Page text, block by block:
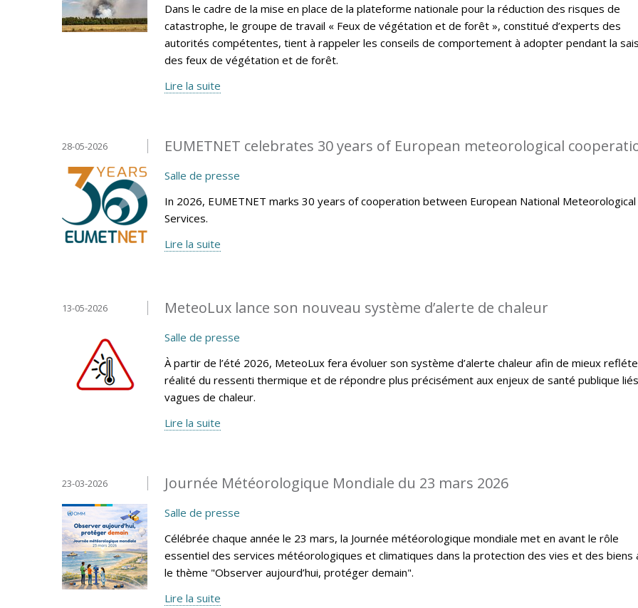
Dans le cadre de la mise en place de la plateforme nationale pour la réduction des risques de
catastrophe, le groupe de travail « Feux de végétation et de forêt », constitué d’experts des
autorités compétentes, tient à rappeler les conseils de comportement à adopter pendant la
des feux de végétation et de forêt.
Lire la suite
EUMETNET celebrates 30 years of European meteorological
28-05-2026
Salle de presse
In 2026, EUMETNET marks 30 years of cooperation between European National Meteorological
Services.
Lire la suite
MeteoLux lance son nouveau système d’alerte de chaleur
13-05-2026
Salle de presse
À partir de l’été 2026, MeteoLux fera évoluer son système d’alerte chaleur afin de mieux
réalité du ressenti thermique et de répondre plus précisément aux enjeux de santé publique
vagues de chaleur.
Lire la suite
Journée Météorologique Mondiale du 23 mars 2026
23-03-2026
Salle de presse
Célébrée chaque année le 23 mars, la Journée météorologique mondiale met en avant le rôle
essentiel des services météorologiques et climatiques dans la protection des vies et des biens
le thème "Observer aujourd’hui, protéger demain".
Lire la suite